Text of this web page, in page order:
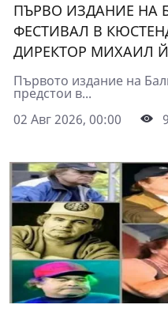
ПЪРВО ИЗДАНИЕ НА
ФЕСТИВАЛ В
ДИРЕКТОР МИХАИЛ
Първото издание на
предстои в...
02 Авг 2026, 00:00